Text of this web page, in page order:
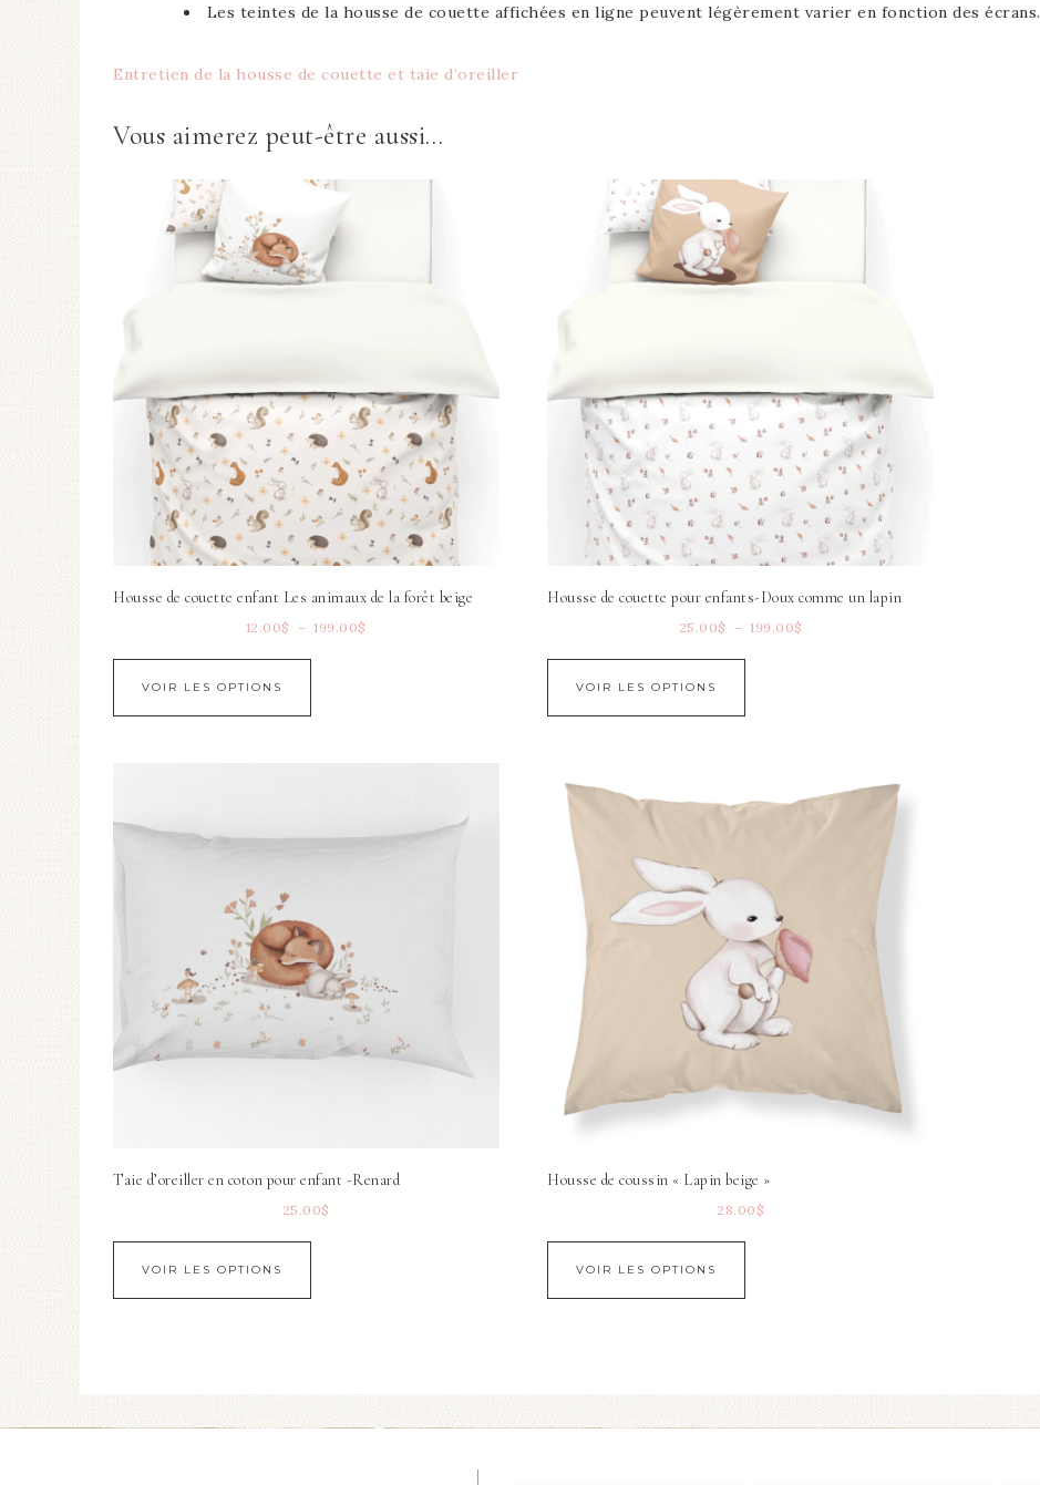
Les teintes de la housse de couette affichées en ligne peuvent légèrement varier en fonction des écrans.
Entretien de la housse de couette et taie d’oreiller
Vous aimerez peut-être aussi…
Housse de couette enfant Les animaux de la forêt beige
12.00$ – 199.00$
VOIR LES OPTIONS
Housse de couette pour enfants-Doux comme un lapin
25.00$ – 199.00$
VOIR LES OPTIONS
Taie d’oreiller en coton pour enfant -Renard
25.00$
VOIR LES OPTIONS
Housse de coussin « Lapin beige »
28.00 $
VOIR LES OPTIONS